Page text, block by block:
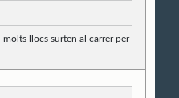
llocs surten al carrer per